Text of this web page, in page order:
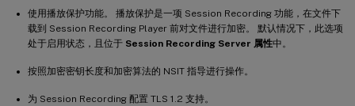
使用播放保护功能。 播放保护是一项 Session Recording 功能，在文件下
载到 Session Recording Player 前对文件进行加密。 默认情况下，此选项
处于启用状态，且位于 Session Recording Server 属性中。
按照加密密钥长度和加密算法的 NSIT 指导进行操作。
为 Session Recording 配置 TLS 1.2 支持。